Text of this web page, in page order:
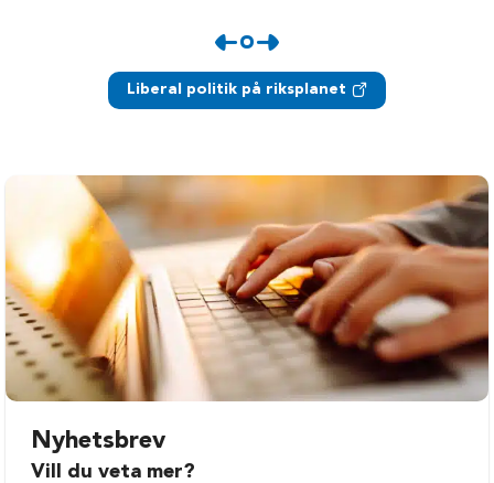
Liberal politik på riksplanet
Nyhetsbrev
Vill du veta mer?